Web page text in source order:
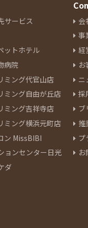
サービス
ットホテル
病院
ミング代官山店
ミング自由が丘店
ミング吉祥寺店
ミング横浜元町店
ン MissBIBI
ョンセンター日光
ダ
会
事
経
お
ニ
採
ブ
推
プ
お